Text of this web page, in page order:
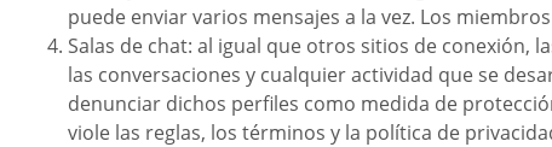
puede enviar varios mensajes a la vez. Los
Salas de chat: al igual que otros sitios de conexión,
las conversaciones y cualquier actividad que se
denunciar dichos perfiles como medida de
viole las reglas, los términos y la política de